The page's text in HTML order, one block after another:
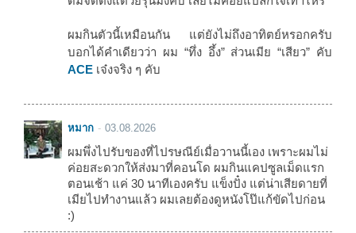
ผมกินตัวนี้เหมือนกัน แต่ยังไม่ถึงอาทิตย์หรอกครับ
บอกได้คำเดียวว่า ผม “ทึ่ง อึ้ง” ส่วนเมีย “เสียว” คับ
ACE เจ๋งจริง ๆ คับ
หมาก 03.08.2026
ผมพึ่งไปรับของที่ไปรษณีย์เมื่อวานนี้เอง เพราะผมไม่
ค่อยสะดวกให้ส่งมาที่คอนโด ผมกินแคปซูลเม็ดแรก
ตอนเช้า แค่ 30 นาทีเองครับ แข็งปั๋ง แต่น่าเสียดายที่
เมียไปทำงานแล้ว ผมเลยต้องดูหนังโป๊แก้ขัดไปก่อน
:)